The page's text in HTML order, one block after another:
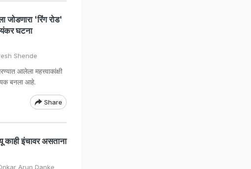
'रिंग रोड'
घटना
Shende
आलेला महत्त्वाकांक्षी
बनला आहे.
Share
काही इंचावर असताना
Arun Danke